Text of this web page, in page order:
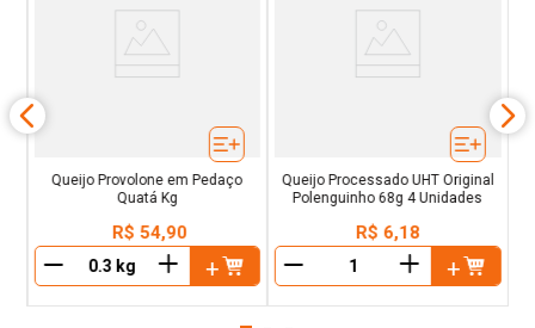
Queijo Provolone em Pedaço
Quatá Kg
R$ 54,90
＋
Queijo Processado UHT Original
Polenguinho 68g 4 Unidades
R$ 6,18
＋